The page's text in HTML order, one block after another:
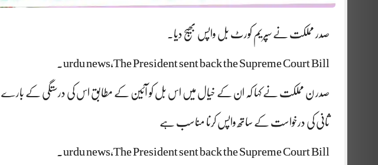
صدر مملکت نے سپریم کورٹ بل واپس بھیج دیا.
urdu news,The President sent back the Supreme Court Bill.
صدر ن مملکت نے کہا کہ ان کے خیال میں اس بل کو آئین کے مطابق اس کی درستگی کے بارے
ثانی کی درخواست کے ساتھ واپس کرنا مناسب ہے
urdu news,The President sent back the Supreme Court Bill.